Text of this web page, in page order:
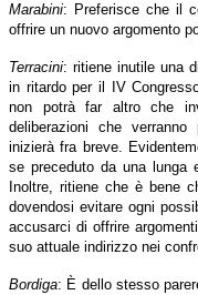
Marabini: Preferisce che il
offrire un nuovo argomento
Terracini: ritiene inutile una
in ritardo per il IV
non potrà far altro che
deliberazioni che
inizierà fra breve.
se preceduto da una lunga
Inoltre, ritiene che è bene
dovendosi evitare ogni
accusarci di offrire
suo attuale indirizzo nei
Bordiga: È dello stesso